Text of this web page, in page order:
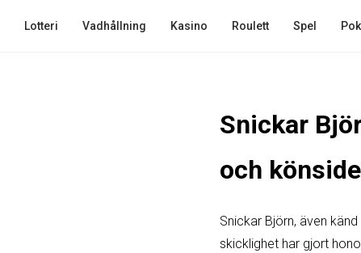
Lotteri Vadhållning Kasino Roulett Spel
Snickar
och
Snickar Björn, även
skicklighet har gjort